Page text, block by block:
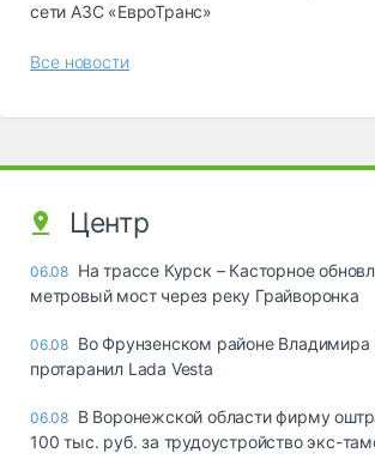
сети АЗС «ЕвроТранс»
Все новости
Центр
06.08 На трассе Курск – Касторное
метровый мост через реку Грайворонка
06.08 Во Фрунзенском районе
протаранил Lada Vesta
06.08 В Воронежской области фирму
100 тыс. руб. за трудоустройство экс-